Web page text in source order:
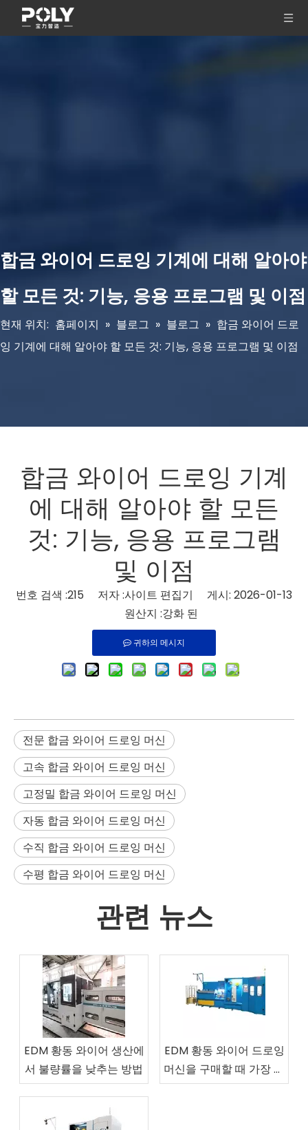
합금 와이어 드로잉 기계에 대해 알아야
할 모든 것: 기능, 응용 프로그램 및 이점
현재 위치: 홈페이지 » 블로그 » 블로그 » 합금 와이어 드로
잉 기계에 대해 알아야 할 모든 것: 기능, 응용 프로그램 및 이점
합금 와이어 드로잉 기계
에 대해 알아야 할 모든
것: 기능, 응용 프로그램
및 이점
번호 검색 :215 저자 :사이트 편집기 게시: 2026-01-13
원산지 :강화 된
귀하의 메시지
전문 합금 와이어 드로잉 머신
고속 합금 와이어 드로잉 머신
고정밀 합금 와이어 드로잉 머신
자동 합금 와이어 드로잉 머신
수직 합금 와이어 드로잉 머신
수평 합금 와이어 드로잉 머신
관련 뉴스
EDM 황동 와이어 생산에
서 불량률을 낮추는 방법
EDM 황동 와이어 드로잉
머신을 구매할 때 가장 중
요한 생산 데이터는 무엇